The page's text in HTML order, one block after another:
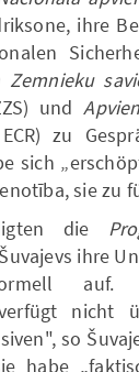
ihre
und
zu
sich
sie zu
die
ihre
auf.
nicht
so
habe